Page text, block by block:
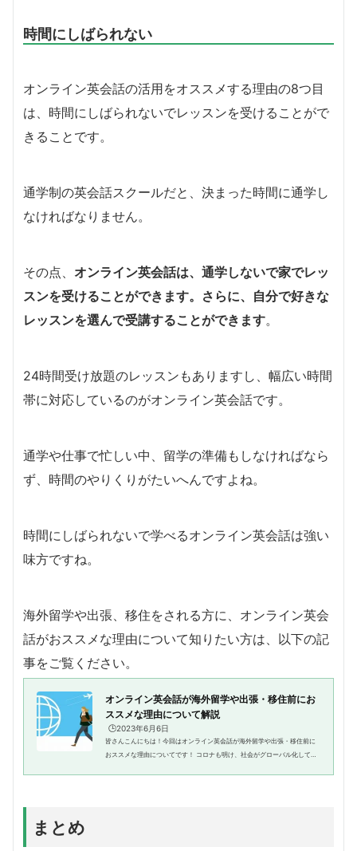
時間にしばられない
オンライン英会話の活用をオススメする理由の8つ目
は、時間にしばられないでレッスンを受けることがで
きることです。
通学制の英会話スクールだと、決まった時間に通学し
なければなりません。
その点、 オンライン英会話は、通学しないで家でレッ
スンを受けることができます。さらに、自分で好きな
レッスンを選んで受講することができます。
24時間受け放題のレッスンもありますし、幅広い時間
帯に対応しているのがオンライン英会話です。
通学や仕事で忙しい中、留学の準備もしなければなら
ず、時間のやりくりがたいへんですよね。
時間にしばられないで学べるオンライン英会話は強い
味方ですね。
海外留学や出張、移住をされる方に、オンライン英会
話がおススメな理由について知りたい方は、以下の記
事をご覧ください。
オンライン英会話が海外留学や出張・移住前にお
ススメな理由について解説
🕒️2023年6月6日
皆さんこんにちは！今回はオンライン英会話が海外留学や出張・移住前に
おススメな理由についてです！ コロナも明け、社会がグローバル化してき
まとめ